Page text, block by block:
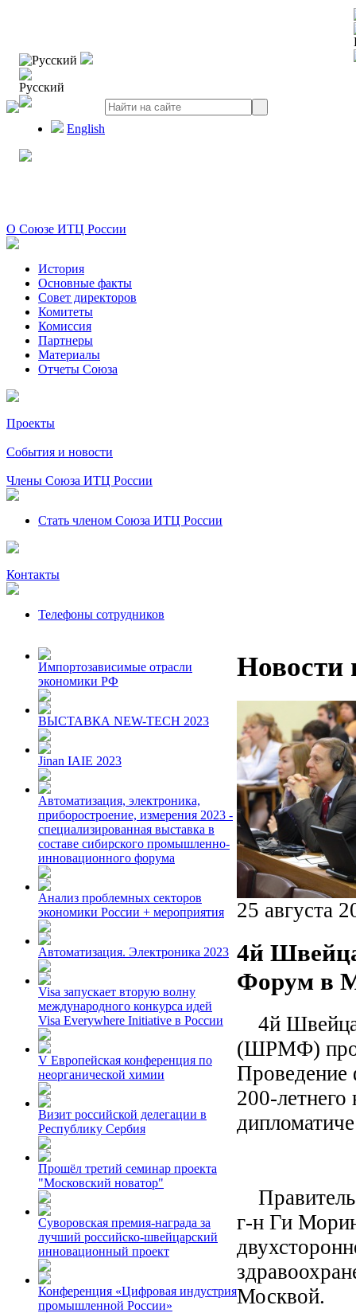
Русский
Русский
English
О Союзе ИТЦ России
История
Основные факты
Совет директоров
Комитеты
Комиссия
Партнеры
Материалы
Отчеты Союза
Проекты
События и новости
Члены Союза ИТЦ России
Стать членом Союза ИТЦ России
Контакты
Телефоны сотрудников
Импортозависимые отрасли
экономики РФ
ВЫСТАВКА NEW-TECH 2023
Jinan IAIE 2023
Автоматизация, электроника,
приборостроение, измерения 2023 -
специализированная выставка в
составе сибирского промышленно-
инновационного форума
Анализ проблемных секторов
экономики России + мероприятия
Автоматизация. Электроника 2023
Visa запускает вторую волну
международного конкурса идей
Visa Everywhere Initiative в России
V Европейская конференция по
неорганической химии
Визит российской делегации в
Республику Сербия
Прошёл третий семинар проекта
"Московский новатор"
Суворовская премия-награда за
лучший российско-швейцарский
инновационный проект
Конференция «Цифровая индустрия
промышленной России»
Новости
25 августа
4й
Форум в
4й
(ШРМФ)
Проведение
200-
г-н Ги
Москвой.